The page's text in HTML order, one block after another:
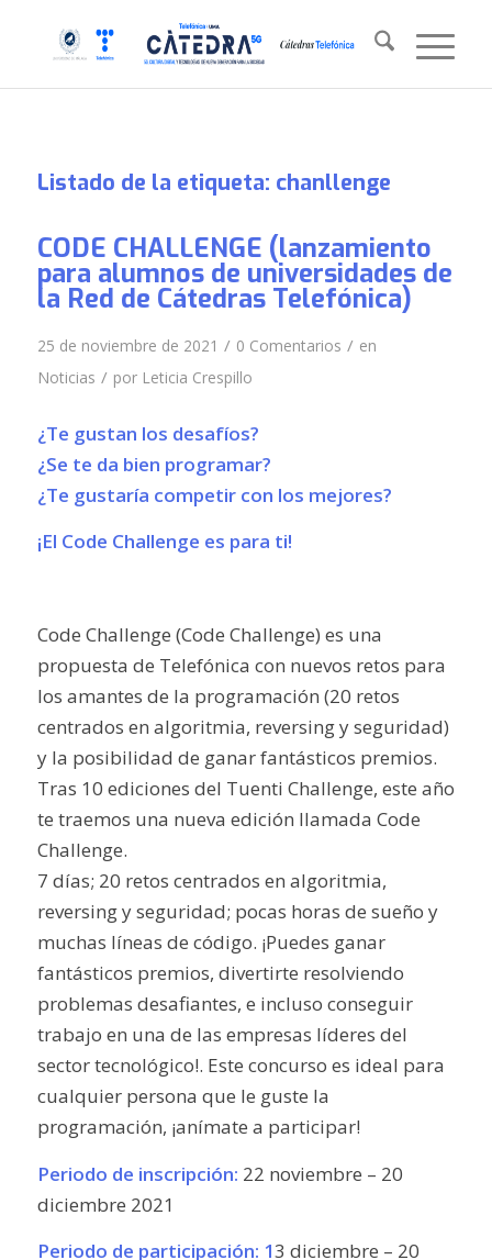
Listado de la etiqueta: chanllenge
CODE CHALLENGE (lanzamiento
para alumnos de universidades de
la Red de Cátedras Telefónica)
25 de noviembre de 2021 / 0 Comentarios / en
Noticias / por Leticia Crespillo
¿Te gustan los desafíos?
¿Se te da bien programar?
¿Te gustaría competir con los mejores?
¡El Code Challenge es para ti!
Code Challenge (Code Challenge) es una
propuesta de Telefónica con nuevos retos para
los amantes de la programación (20 retos
centrados en algoritmia, reversing y seguridad)
y la posibilidad de ganar fantásticos premios.
Tras 10 ediciones del Tuenti Challenge, este año
te traemos una nueva edición llamada Code
Challenge.
7 días; 20 retos centrados en algoritmia,
reversing y seguridad; pocas horas de sueño y
muchas líneas de código. ¡Puedes ganar
fantásticos premios, divertirte resolviendo
problemas desafiantes, e incluso conseguir
trabajo en una de las empresas líderes del
sector tecnológico!. Este concurso es ideal para
cualquier persona que le guste la
programación, ¡anímate a participar!
Periodo de inscripción: 22 noviembre – 20
diciembre 2021
Periodo de participación: 13 diciembre – 20